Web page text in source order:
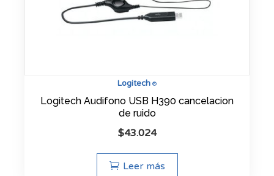
Logitech ®
Logitech Audifono USB H390 cancelacion
de ruido
$43.024
Leer más